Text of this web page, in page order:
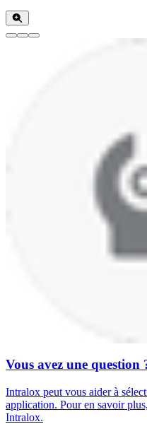
Vous avez une question
Intralox peut vous aider à
application. Pour en savoir
Intralox.